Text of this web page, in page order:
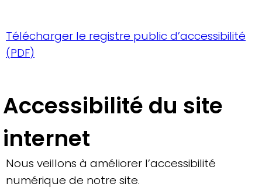
Télécharger le registre public d’accessibilité
(PDF)
Accessibilité du site
internet
Nous veillons à améliorer l’accessibilité
numérique de notre site.